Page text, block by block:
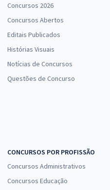
Concursos 2026
Concursos Abertos
Editais Publicados
Histórias Visuais
Notícias de Concursos
Questões de Concurso
CONCURSOS POR PROFISSÃO
Concursos Administrativos
Concursos Educação